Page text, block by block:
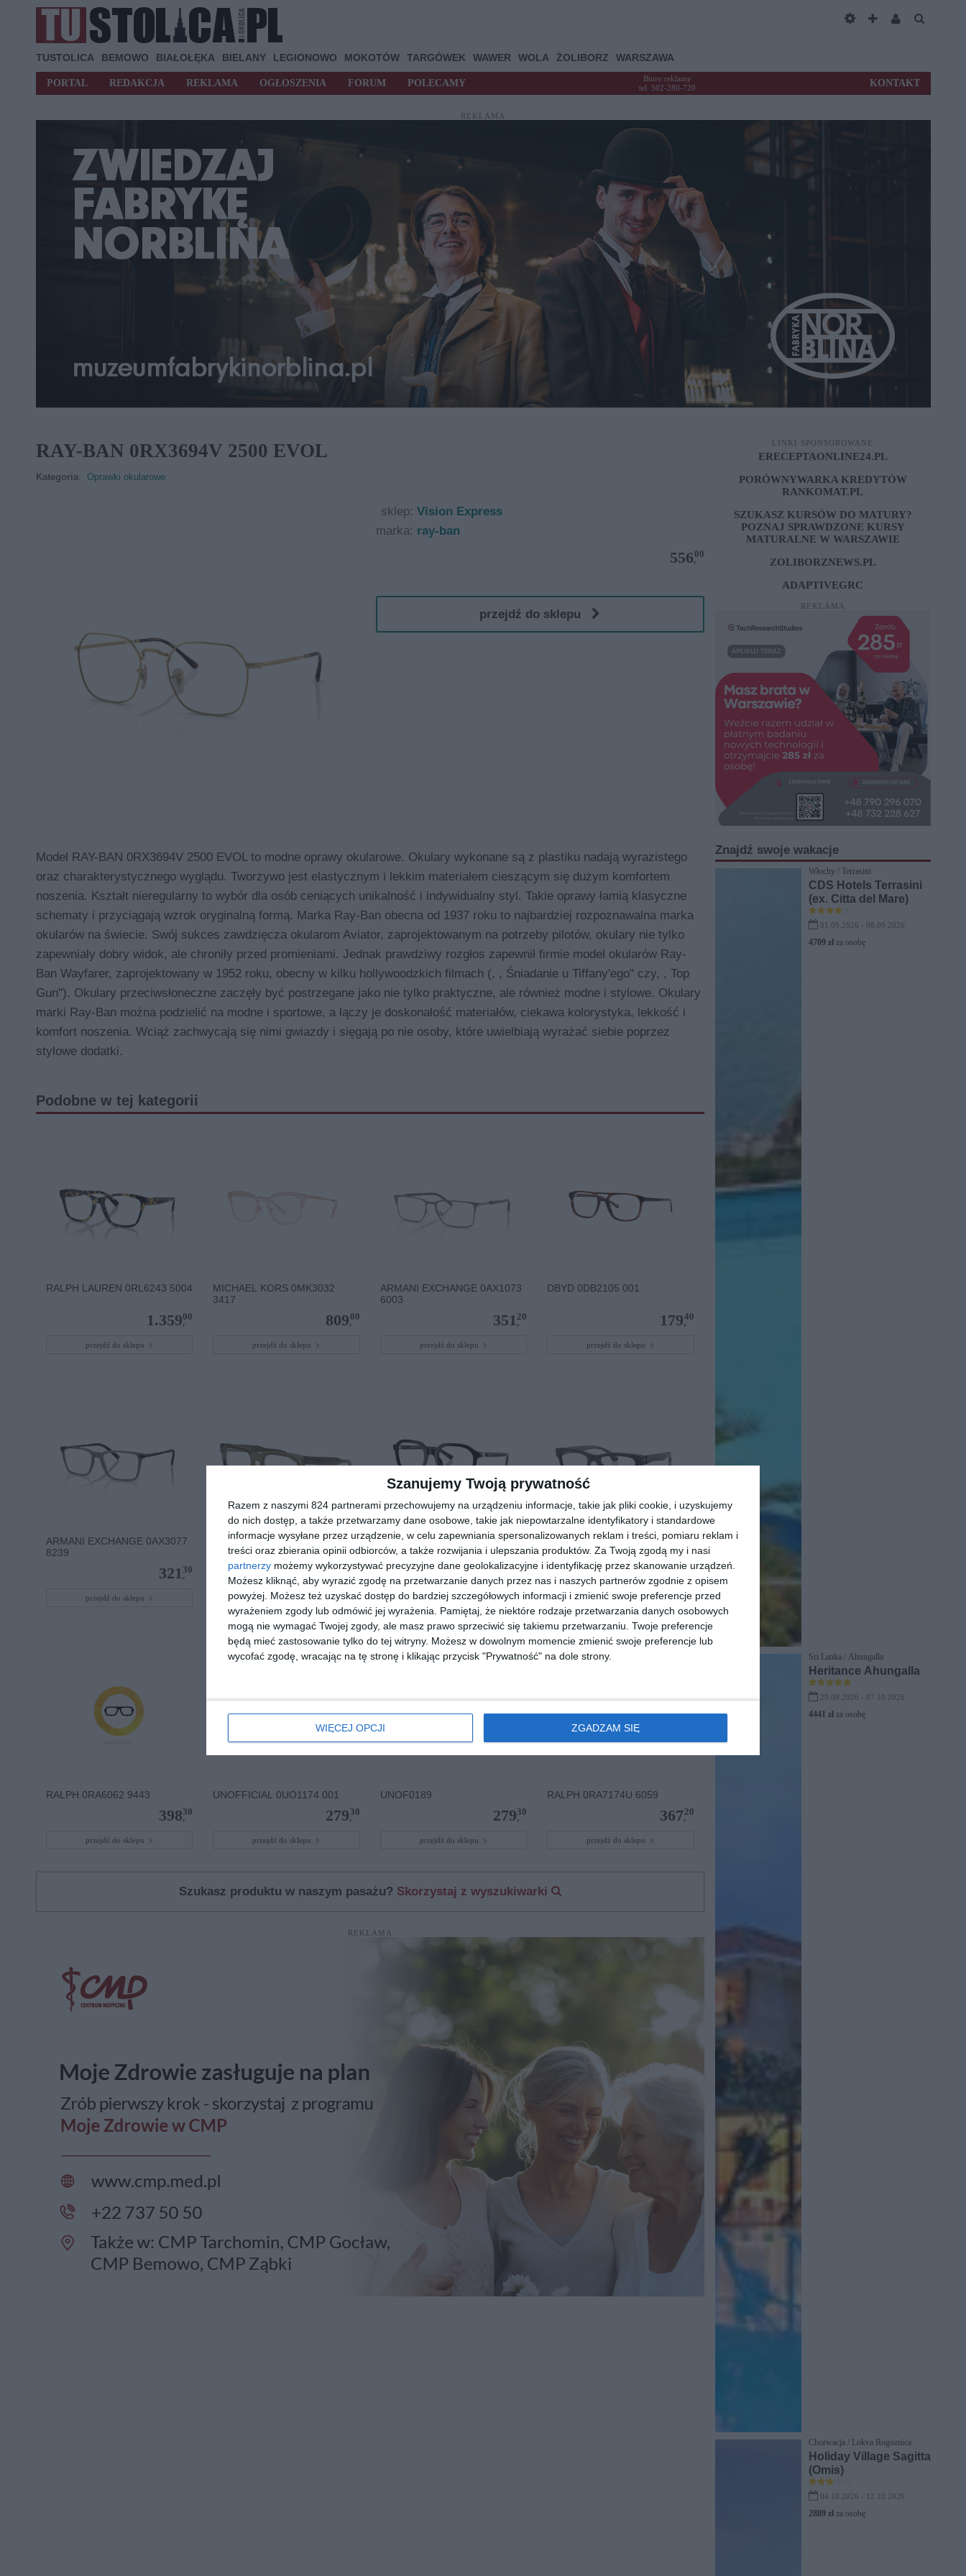
Szanujemy Twoją prywatność
Razem z naszymi 824 partnerami przechowujemy na urządzeniu informacje, takie jak pliki cookie, i uzyskujemy
do nich dostęp, a także przetwarzamy dane osobowe, takie jak niepowtarzalne identyfikatory i standardowe
informacje wysyłane przez urządzenie, w celu zapewniania spersonalizowanych reklam i treści, pomiaru reklam i
treści oraz zbierania opinii odbiorców, a także rozwijania i ulepszania produktów. Za Twoją zgodą my i nasi
partnerzy możemy wykorzystywać precyzyjne dane geolokalizacyjne i identyfikację przez skanowanie urządzeń.
Możesz kliknąć, aby wyrazić zgodę na przetwarzanie danych przez nas i naszych partnerów zgodnie z opisem
powyżej. Możesz też uzyskać dostęp do bardziej szczegółowych informacji i zmienić swoje preferencje przed
wyrażeniem zgody lub odmówić jej wyrażenia.
Pamiętaj, że niektóre rodzaje przetwarzania danych osobowych
mogą nie wymagać Twojej zgody, ale masz prawo sprzeciwić się takiemu przetwarzaniu. Twoje preferencje
będą mieć zastosowanie tylko do tej witryny. Możesz w dowolnym momencie zmienić swoje preferencje lub
wycofać zgodę, wracając na tę stronę i klikając przycisk "Prywatność" na dole strony.
WIĘCEJ OPCJI ZGADZAM SIĘ
TUSTOLICA BEMOWO BIAŁOŁĘKA BIELANY LEGIONOWO MOKOTÓW TARGÓWEK WAWER WOLA ŻOLIBORZ WARSZAWA
PORTAL REDAKCJA REKLAMA OGŁOSZENIA FORUM POLECAMY
Biuro reklamy
tel. 502-280-720
KONTAKT
REKLAMA
RAY-BAN 0RX3694V 2500 EVOL
Kategoria: Oprawki okularowe
sklep: Vision Express
marka: ray-ban
556,
00
przejdź do sklepu
Model RAY-BAN 0RX3694V 2500 EVOL to modne oprawy okularowe. Okulary wykonane są z plastiku nadają wyrazistego
oraz charakterystycznego wyglądu. Tworzywo jest elastycznym i lekkim materiałem cieszącym się dużym komfortem
noszenia. Kształt nieregularny to wybór dla osób ceniących unikalność i indywidualny styl. Takie oprawy łamią klasyczne
schematy i przyciągają wzrok oryginalną formą. Marka Ray-Ban obecna od 1937 roku to najbardziej rozpoznawalna marka
okularów na świecie. Swój sukces zawdzięcza okularom Aviator, zaprojektowanym na potrzeby pilotów, okulary nie tylko
zapewniały dobry widok, ale chroniły przed promieniami. Jednak prawdziwy rozgłos zapewnił firmie model okularów Ray-
Ban Wayfarer, zaprojektowany w 1952 roku, obecny w kilku hollywoodzkich filmach (, , Śniadanie u Tiffany'ego" czy, , Top
Gun"). Okulary przeciwsłoneczne zaczęły być postrzegane jako nie tylko praktyczne, ale również modne i stylowe. Okulary
marki Ray-Ban można podzielić na modne i sportowe, a łączy je doskonałość materiałów, ciekawa kolorystyka, lekkość i
komfort noszenia. Wciąż zachwycają się nimi gwiazdy i sięgają po nie osoby, które uwielbiają wyrażać siebie poprzez
stylowe dodatki.
Podobne w tej kategorii
RALPH LAUREN 0RL6243 5004
1.359,
00
przejdź do sklepu
MICHAEL KORS 0MK3032
3417
809,
00
przejdź do sklepu
ARMANI EXCHANGE 0AX1073
6003
351 ,
20
przejdź do sklepu
DBYD 0DB2105 001
179,
40
przejdź do sklepu
ARMANI EXCHANGE 0AX3077
8239
321,
30
przejdź do sklepu
UNOFFICIAL 0UO2159 002
399,
00
przejdź do sklepu
MICHAEL KORS 0MK4129
3005
71900
przejdź do sklepu
ALAIN MIKLI 0A03515 002
2.21500
przejdź do sklepu
RALPH 0RA6062 9443
398,
30
przejdź do sklepu
UNOFFICIAL 0UO1174 001
279,
30
przejdź do sklepu
UNOF0189
279,
30
przejdź do sklepu
RALPH 0RA7174U 6059
367,
20
przejdź do sklepu
Szukasz produktu w naszym pasażu? Skorzystaj z wyszukiwarki
REKLAMA
LINKI SPONSOROWANE
ERECEPTAONLINE24.PL
PORÓWNYWARKA KREDYTÓW
RANKOMAT.PL
SZUKASZ KURSÓW DO MATURY?
POZNAJ SPRAWDZONE KURSY
MATURALNE W WARSZAWIE
ZOLIBORZNEWS.PL
ADAPTIVEGRC
REKLAMA
Znajdź swoje wakacje
Włochy / Terrasini
CDS Hotels Terrasini
(ex. Citta del Mare)
01.09.2026 - 08.09.2026
4709 zł za osobę
Sri Lanka / Ahungalla
Heritance Ahungalla
29.09.2026 - 07.10.2026
4441 zł za osobę
Chorwacja / Lokva Rogoznica
Holiday Village Sagitta
(Omis)
04.10.2026 - 12.10.2026
2889 zł za osobę